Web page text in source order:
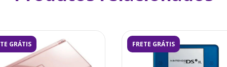
GRÁTIS FRETE GRÁTIS